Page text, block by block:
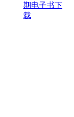
期电子书下
载